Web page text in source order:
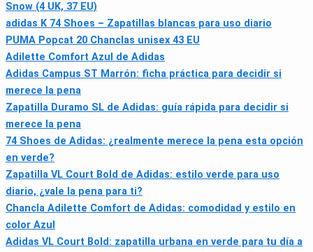
Snow (4 UK, 37 EU)
adidas K 74 Shoes – Zapatillas blancas para uso diario
PUMA Popcat 20 Chanclas unisex 43 EU
Adilette Comfort Azul de Adidas
Adidas Campus ST Marrón: ficha práctica para decidir si
merece la pena
Zapatilla Duramo SL de Adidas: guía rápida para decidir si
merece la pena
74 Shoes de Adidas: ¿realmente merece la pena esta opción
en verde?
Zapatilla VL Court Bold de Adidas: estilo verde para uso
diario, ¿vale la pena para ti?
Chancla Adilette Comfort de Adidas: comodidad y estilo en
color Azul
Adidas VL Court Bold: zapatilla urbana en verde para tu día a